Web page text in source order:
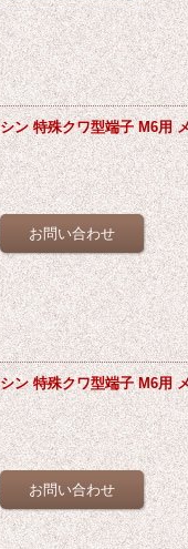
ン 特殊クワ型端子 M6用
ン 特殊クワ型端子 M6用